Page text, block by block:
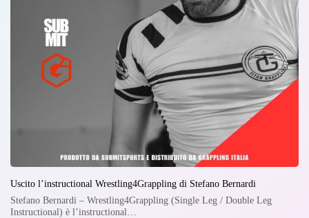
Uscito l’instructional Wrestling4Grappling di Stefano Bernardi
Stefano Bernardi – Wrestling4Grappling (Single Leg / Double Leg
Instructional) è l’instructional…